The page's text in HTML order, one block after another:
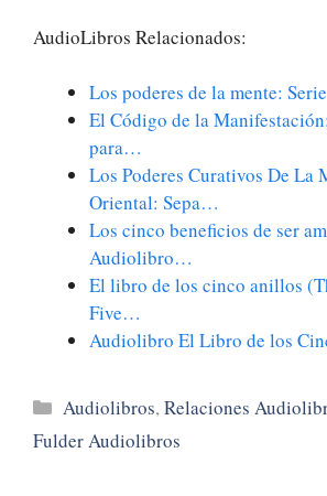
AudioLibros Relacionados:
Los poderes de la mente:
El Código de la
para…
Los Poderes Curativos De La
Oriental: Sepa…
Los cinco beneficios de ser
Audiolibro…
El libro de los cinco anillos
Five…
Audiolibro El Libro de los
Categorías
Audiolibros,Relaciones
Fulder Audiolibros